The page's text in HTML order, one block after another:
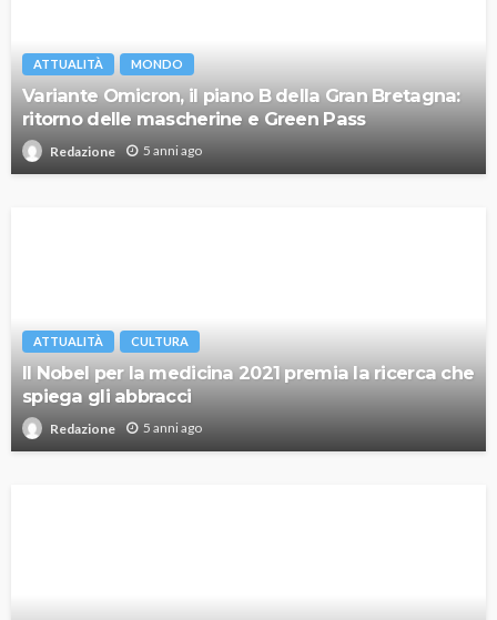
ATTUALITÀ MONDO
Variante Omicron, il piano B della Gran Bretagna:
ritorno delle mascherine e Green Pass
Redazione 5 anni ago
ATTUALITÀ CULTURA
Il Nobel per la medicina 2021 premia la ricerca che
spiega gli abbracci
Redazione 5 anni ago